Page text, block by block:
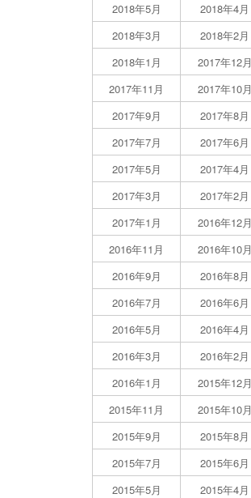
2018年5月
2018年4月
2018年3月
2018年2月
2018年1月
2017年12月
2017年11月
2017年10月
2017年9月
2017年8月
2017年7月
2017年6月
2017年5月
2017年4月
2017年3月
2017年2月
2017年1月
2016年12月
2016年11月
2016年10月
2016年9月
2016年8月
2016年7月
2016年6月
2016年5月
2016年4月
2016年3月
2016年2月
2016年1月
2015年12月
2015年11月
2015年10月
2015年9月
2015年8月
2015年7月
2015年6月
2015年5月
2015年4月